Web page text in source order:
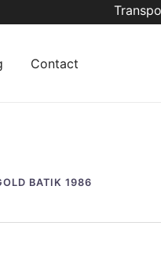
Contact
BATIK 1986